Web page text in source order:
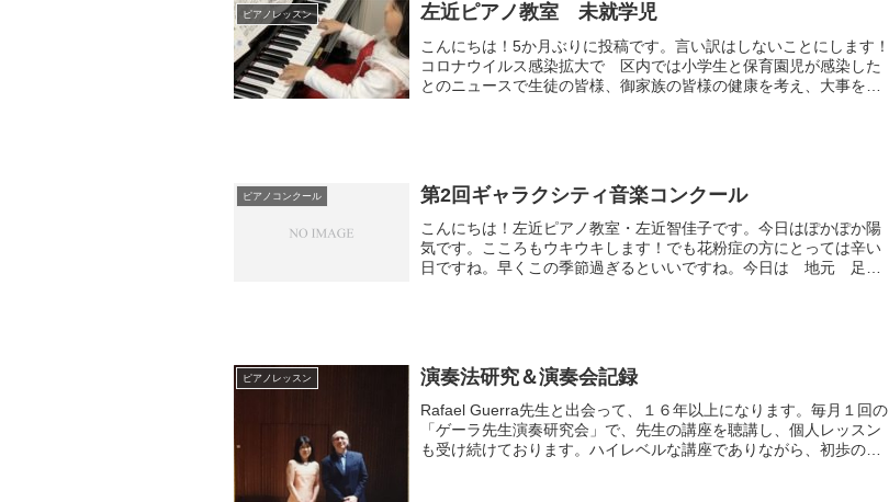
ピアノレッスン 左近ピアノ教室 未就学児
こんにちは！5か月ぶりに投稿です。言い訳はしないことにします！
コロナウイルス感染拡大で 区内では小学生と保育園児が感染した
とのニュースで生徒の皆様、御家族の皆様の健康を考え、大事を取
ピアノコンクール 第2回ギャラクシティ音楽コンクール
こんにちは！左近ピアノ教室・左近智佳子です。今日はぽかぽか陽
気です。こころもウキウキします！でも花粉症の方にとっては辛い
日ですね。早くこの季節過ぎるといいですね。今日は 地元 足立
ピアノレッスン 演奏法研究＆演奏会記録
Rafael Guerra先生と出会って、１６年以上になります。毎月１回の
「ゲーラ先生演奏研究会」で、先生の講座を聴講し、個人レッスン
も受け続けております。ハイレベルな講座でありながら、初歩の指